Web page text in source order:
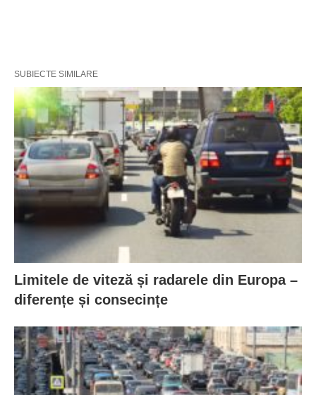
SUBIECTE SIMILARE
Limitele de viteză și radarele din Europa –
diferențe și consecințe